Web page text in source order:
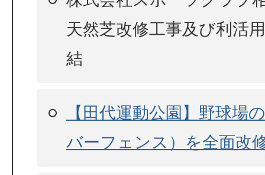
天然芝改修工事及び利活
結
【田代運動公園】野球場
バーフェンス）を全面改